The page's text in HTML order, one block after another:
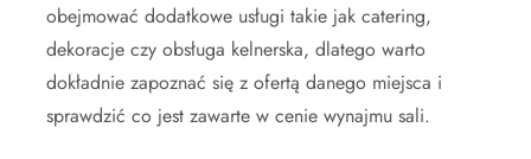
obejmować dodatkowe usługi takie jak catering,
dekoracje czy obsługa kelnerska, dlatego warto
dokładnie zapoznać się z ofertą danego miejsca i
sprawdzić co jest zawarte w cenie wynajmu sali.